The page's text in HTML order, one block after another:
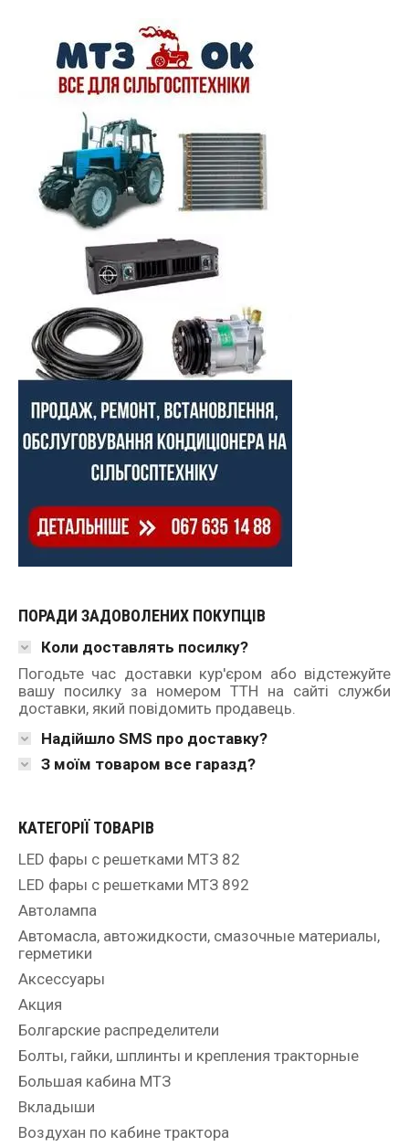
ПОРАДИ ЗАДОВОЛЕНИХ ПОКУПЦІВ
Коли доставлять посилку?
Погодьте час доставки кур'єром або відстежуйте
вашу посилку за номером ТТН на сайті служби
доставки, який повідомить продавець.
Надійшло SMS про доставку?
З моїм товаром все гаразд?
КАТЕГОРІЇ ТОВАРІВ
LED фары с решетками МТЗ 82
LED фары с решетками МТЗ 892
Автолампа
Автомасла, автожидкости, смазочные материалы,
герметики
Аксессуары
Акция
Болгарские распределители
Болты, гайки, шплинты и крепления тракторные
Большая кабина МТЗ
Вкладыши
Воздухан по кабине трактора